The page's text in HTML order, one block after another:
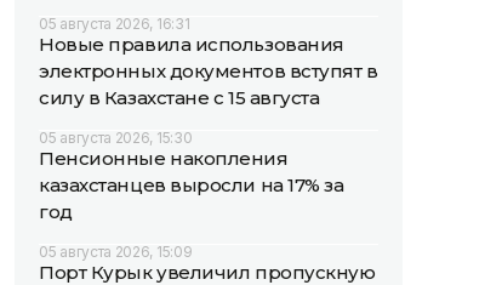
05 августа 2026, 16:31
Новые правила использования
электронных документов вступят в
силу в Казахстане с 15 августа
05 августа 2026, 15:30
Пенсионные накопления
казахстанцев выросли на 17% за
год
05 августа 2026, 15:09
Порт Курык увеличил пропускную